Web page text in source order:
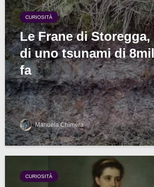
CURIOSITÀ
Le Frane di
di uno tsunami di
fa
Manuela Chimera
CURIOSITÀ